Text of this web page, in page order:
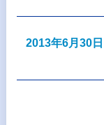
2013年6月30